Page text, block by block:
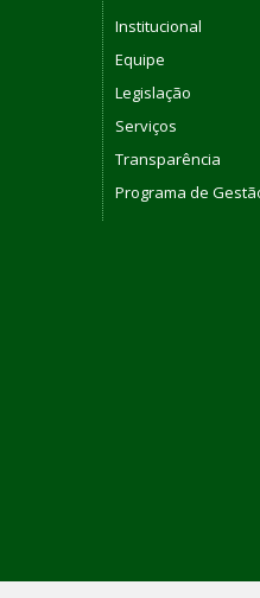
Institucional
Equipe
Legislação
Serviços
Transparência
Programa de